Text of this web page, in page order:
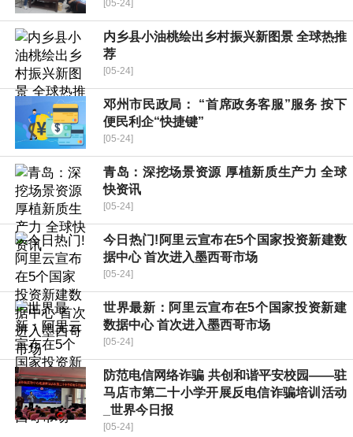
[05-24]
内乡县小油桃绘出乡村振兴新图景 全球热推
荐
[05-24]
邓州市民政局： “首席政务客服”服务 按下
便民利企“快捷键”
[05-24]
青岛：深挖场景资源 厚植新质生产力 全球
快资讯
[05-24]
今日热门!阿里云宣布在5个国家投资新建数
据中心 首次进入墨西哥市场
[05-24]
世界最新：阿里云宣布在5个国家投资新建
数据中心 首次进入墨西哥市场
[05-24]
防范电信网络诈骗 共创和谐平安校园——驻
马店市第二十小学开展反电信诈骗培训活动
_世界今日报
[05-24]